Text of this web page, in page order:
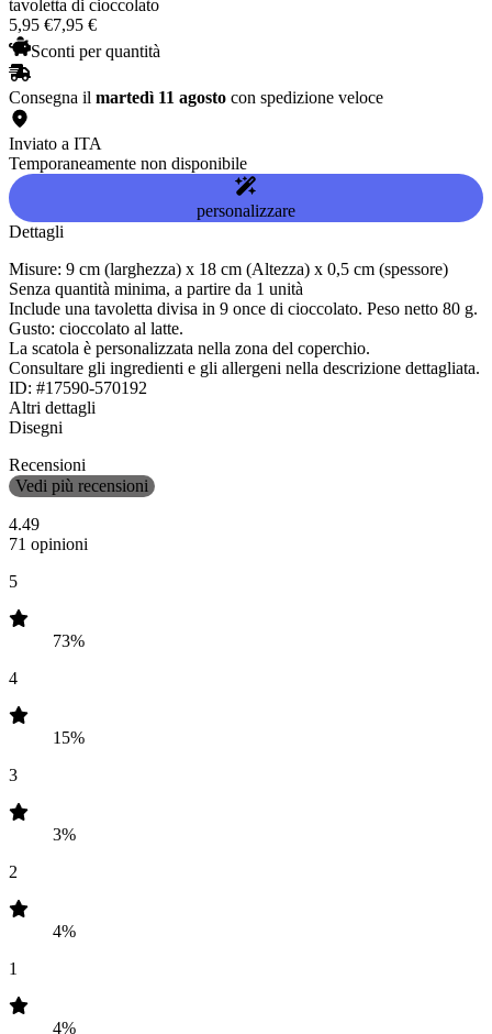
tavoletta di cioccolato
5,95 €7,95 €
Sconti per quantità
Consegna il martedì 11 agosto con spedizione veloce
Inviato a ITA
Temporaneamente non disponibile
personalizzare
Dettagli
Misure: 9 cm (larghezza) x 18 cm (Altezza) x 0,5 cm (spessore)
Senza quantità minima, a partire da 1 unità
Include una tavoletta divisa in 9 once di cioccolato. Peso netto 80 g.
Gusto: cioccolato al latte.
La scatola è personalizzata nella zona del coperchio.
Consultare gli ingredienti e gli allergeni nella descrizione dettagliata.
ID: #17590-570192
Altri dettagli
Disegni
Recensioni
Vedi più recensioni
4.49
71 opinioni
5
73%
4
15%
3
3%
2
4%
1
4%